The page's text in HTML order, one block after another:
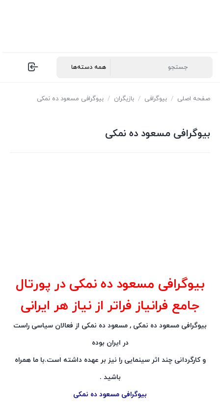
صفحه اصلی / بیوگرافی / بازیگران / بیوگرافی مسعود ده نمکی
بیوگرافی مسعود ده نمکی
بیوگرافی مسعود ده نمکی در پورتال
جامع فرانیاز فراتر از نیاز هر ایرانی
بیوگرافی مسعود ده نمکی , مسعود ده نمکی از فعالان سیاسی راست
در ایران بوده
و کارگردانی چند اثر سینمایی را نیز بر عهده داشته است.با ما همراه
باشید .
بیوگرافی مسعود ده نمکی